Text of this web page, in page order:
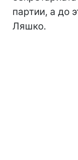
партии, а до
Ляшко.